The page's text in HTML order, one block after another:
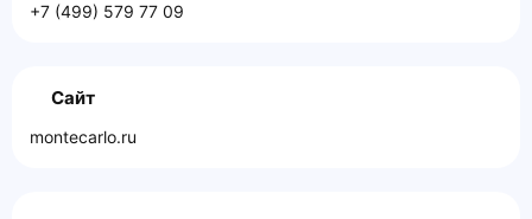
+7 (499) 579 77 09
Сайт
montecarlo.ru